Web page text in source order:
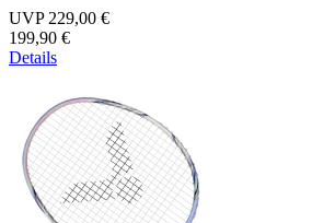
UVP 229,00 €
199,90 €
Details